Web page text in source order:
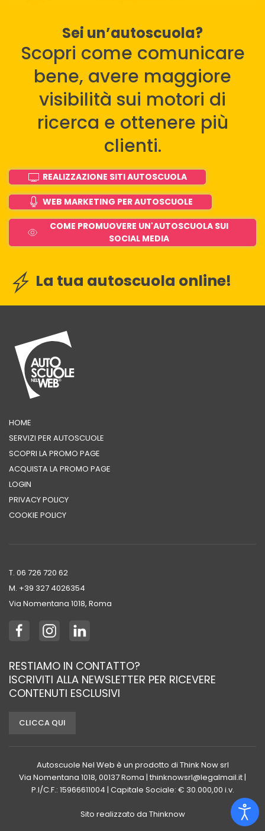
Sei un’autoscuola?
Scopri come comunicare
bene, avere maggiore
visibilità sui motori di
ricerca e ottenere più
clienti.
REALIZZAZIONE SITI AUTOSCUOLA
WEB MARKETING PER AUTOSCUOLE
COME PROMUOVERE UN'AUTOSCUOLA SUI
SOCIAL MEDIA
La tua autoscuola online!
HOME
SERVIZI PER AUTOSCUOLE
SCOPRI LA PROMO PAGE
ACQUISTA LA PROMO PAGE
LOGIN
PRIVACY POLICY
COOKIE POLICY
T. 06 726 720 62
M. +39 ‭327 4026354‬
Via Nomentana 1018, Roma
RESTIAMO IN CONTATTO?
ISCRIVITI ALLA NEWSLETTER PER RICEVERE
CONTENUTI ESCLUSIVI
CLICCA QUI
Autoscuole Nel Web è un prodotto di Think Now srl
Via Nomentana 1018, 00137 Roma | thinknowsrl@legalmail.it |
P.I/C.F.: 15966611004 | Capitale Sociale: € 30.000,00 i.v.
Sito realizzato da Thinknow